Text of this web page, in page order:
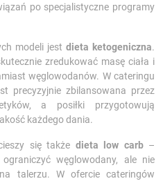
po specjalistyczne programy
modeli jest dieta ketogeniczna.
zredukować masę ciała i
węglowodanów. W cateringu
precyzyjnie zbilansowana przez
a posiłki przygotowują
każdego dania.
się także dieta low carb–
węglowodany, ale nie
talerzu. W ofercie cateringów